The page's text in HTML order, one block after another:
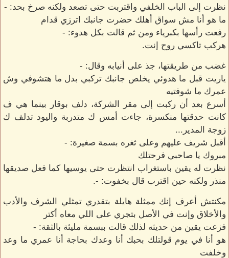
نظرت إلى الباب الخلفي واقتربت حتى تصعد ولكنه صرخ بحد: -
ما هو أنا مش سواق أهلك حضرت جانبك اترزي قدام
رفعت رأسها بكبرياء ومن ثم قالت بكل هدوء: -
هركب تاكسي روح إنت.
غضب من طريقتها، جذ على أنيابه وقال: -
ياريت قبل ما هدوئي يخلص جانبك تركبي بدل ما هتشوفي وش
عمرك ما شوفتيه
أسرع بعد أن ركبت إلى مقر الشركة، دلف بوقار بينما هي ف
كانت حدقتها منكسرة، جاءت أمس ك متدربة واليود تدلف ك
زوجة المدير...
أقبل شريف عليهم وعلى ثغره بسمة صغيرة: -
مبروك يا صاحبي فرحتلك
نظرت له يقين باستغراب انتظرت حتى يوسيها كما فعل صديقها
منذر ولكنه حين اقترب قال بخفوت: -.
مكنتش أعرف إنك ممثلة هايلة بتقدري تمثلي الشرف والأدب
والأخلاق وإنت في الأصل بتجري على اللي معاه أكتر
فزعت يقين من حديثه لذلك قالت ببسمة مليئة بالثقة: -
هو أنا في يوم قولتلك بحبك أنا وعدك بحاجة أنا عمري ما وعد
وخلفت